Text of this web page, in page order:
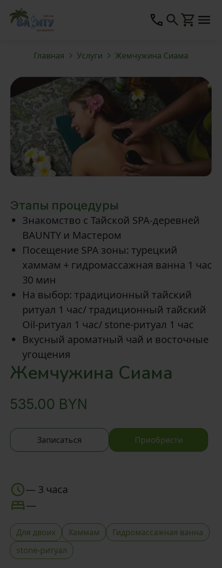
Главная Услуги Жемчужина Сиама
Этапы процедуры
Знакомство с Тайской SPA-деревней
BAUNTY и Мастером
Посещение SPA зоны: турецкий
хаммам + гидромассажная ванна 1 час
30 мин
На выбор: традиционный тайский
ритуал 1 час/ традиционный тайский
Oil-ритуал 1 час/ stone-ритуал 1 час
Вкусный ароматный чай и восточные
угощения
Жемчужина Сиама
535.00 BYN
Записаться Приобрести
— 3 часа
—
Для двоих Хаммам
Гидромассажная ванна
stone-ритуал